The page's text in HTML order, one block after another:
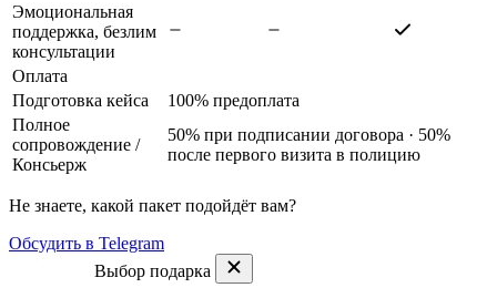
Эмоциональная
поддержка, безлим
консультации
Оплата
Подготовка кейса
100% предоплата
Полное
сопровождение /
Консьерж
50% при подписании договора · 50%
после первого визита в полицию
Не знаете, какой пакет подойдёт вам?
Обсудить в Telegram
Выбор подарка